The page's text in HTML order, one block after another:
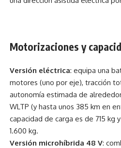
Motorizaciones y
Versión eléctrica: equipa una
motores (uno por eje), tracción
autonomía estimada de
WLTP (y hasta unos 385 km en
capacidad de carga es de 715
1.600 kg.
Versión microhíbrida 48 V: